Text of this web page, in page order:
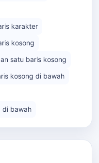
karakter
kosong
satu baris kosong
kosong di bawah
di bawah